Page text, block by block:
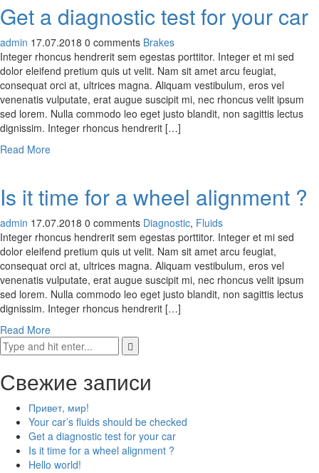
Get a diagnostic test for your car
admin 17.07.2018 0 comments Brakes
Integer rhoncus hendrerit sem egestas porttitor. Integer et mi sed
dolor eleifend pretium quis ut velit. Nam sit amet arcu feugiat,
consequat orci at, ultrices magna. Aliquam vestibulum, eros vel
venenatis vulputate, erat augue suscipit mi, nec rhoncus velit ipsum
sed lorem. Nulla commodo leo eget justo blandit, non sagittis lectus
dignissim. Integer rhoncus hendrerit […]
Read More
Is it time for a wheel alignment ?
admin 17.07.2018 0 comments Diagnostic, Fluids
Integer rhoncus hendrerit sem egestas porttitor. Integer et mi sed
dolor eleifend pretium quis ut velit. Nam sit amet arcu feugiat,
consequat orci at, ultrices magna. Aliquam vestibulum, eros vel
venenatis vulputate, erat augue suscipit mi, nec rhoncus velit ipsum
sed lorem. Nulla commodo leo eget justo blandit, non sagittis lectus
dignissim. Integer rhoncus hendrerit […]
Read More
Свежие записи
Привет, мир!
Your car’s fluids should be checked
Get a diagnostic test for your car
Is it time for a wheel alignment ?
Hello world!